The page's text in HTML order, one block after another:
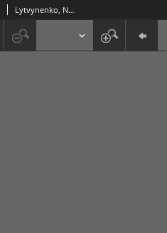
Lytvynenko, Natalia